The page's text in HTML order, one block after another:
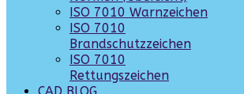
ISO 7010 Warnzeichen
ISO 7010
Brandschutzzeichen
ISO 7010
Rettungszeichen